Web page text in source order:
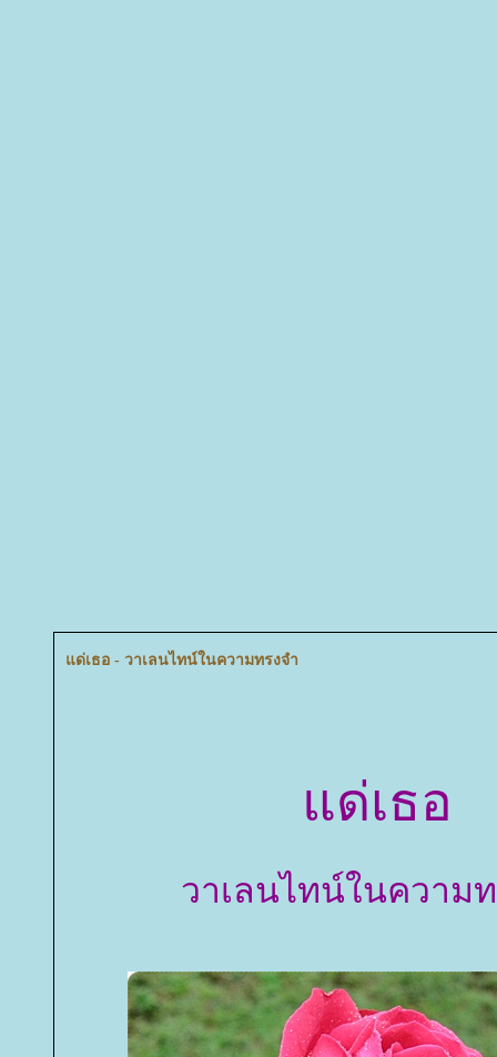
ด่เธอ - วาเลนไทน์ในความทรงจำ
ด่เธอ
วาเลนไทน์ในความ